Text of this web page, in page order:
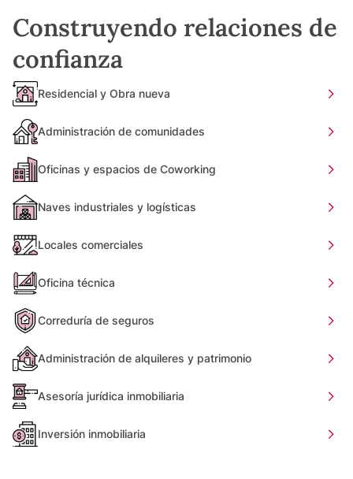
Construyendo relaciones de
confianza
Residencial y Obra nueva
Administración de comunidades
Oficinas y espacios de Coworking
Naves industriales y logísticas
Locales comerciales
Oficina técnica
Correduría de seguros
Administración de alquileres y patrimonio
Asesoría jurídica inmobiliaria
Inversión inmobiliaria